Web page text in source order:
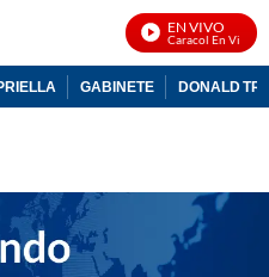
EN VIVO
Noticias Caracol En Vivo
GABINETE DONALD